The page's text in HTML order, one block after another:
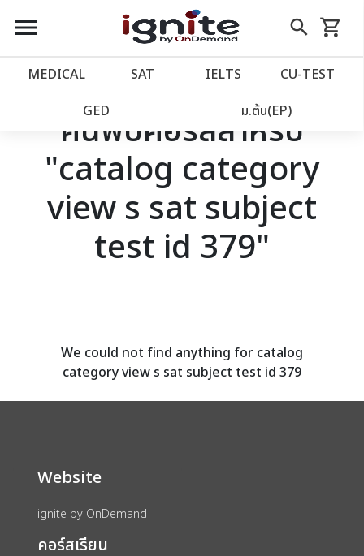
close
account_balance หน้าแรก
เว็บไซต์อิกไนท์
โปรโมชั่น
วางแผนการเรียน
เข้าสู่ระบบ
menu search
Skip
to
shopping_cart
รถเข็น
MEDICAL SAT IELTS CU‑TEST
GED ม.ต้น(EP)
ค้นพบคอร์สสำหรับ
"catalog category
view s sat subject
test id 379"
We could not find anything for catalog
category view s sat subject test id 379
Website
ignite by OnDemand
คอร์สเรียน